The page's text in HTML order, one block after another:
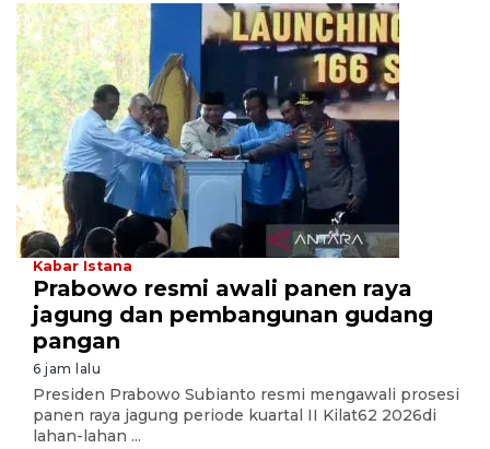
Kabar Istana
Prabowo resmi awali panen raya
jagung dan pembangunan gudang
pangan
6 jam lalu
Presiden Prabowo Subianto resmi mengawali prosesi
panen raya jagung periode kuartal II Kilat62 2026di
lahan-lahan ...